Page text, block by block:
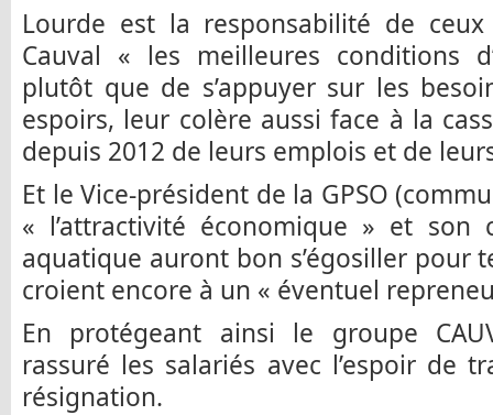
Lourde est la responsabilité de
Cauval « les meilleures conditions
plutôt que de s’appuyer sur les
espoirs, leur colère aussi face à la
depuis 2012 de leurs emplois et de
Et le Vice-président de la GPSO
« l’attractivité économique » et son
aquatique auront bon s’égosiller pour
croient encore à un « éventuel
En protégeant ainsi le groupe
rassuré les salariés avec l’espoir de
résignation.